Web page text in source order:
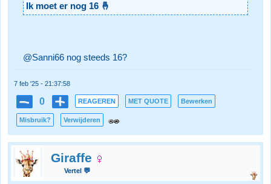
Ik moet er nog 16 🤞
@Sanni66 nog steeds 16?
7 feb '25 - 21:37:58
0 REAGEREN MET QUOTE Bewerken
Misbruik? Verwijderen
Giraffe
Vertel 💬